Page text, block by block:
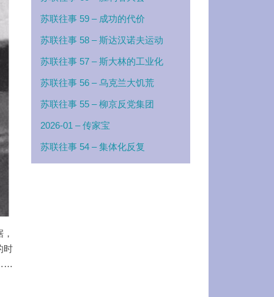
时
苏联往事 59 – 成功的代价
苏联往事 58 – 斯达汉诺夫运动
苏联往事 57 – 斯大林的工业化
苏联往事 56 – 乌克兰大饥荒
苏联往事 55 – 柳京反党集团
2026-01 – 传家宝
苏联往事 54 – 集体化反复